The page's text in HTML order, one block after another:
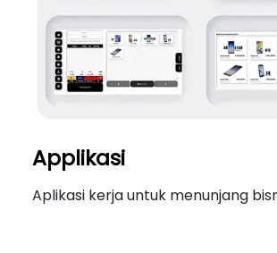
Applikasi
Aplikasi kerja untuk menunjang